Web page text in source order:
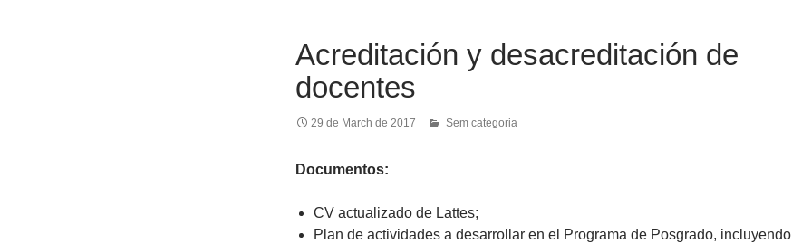
Acreditación y desacreditación de
docentes
29 de March de 2017 Sem categoria
Documentos:
CV actualizado de Lattes;
Plan de actividades a desarrollar en el Programa de Posgrado, incluyendo